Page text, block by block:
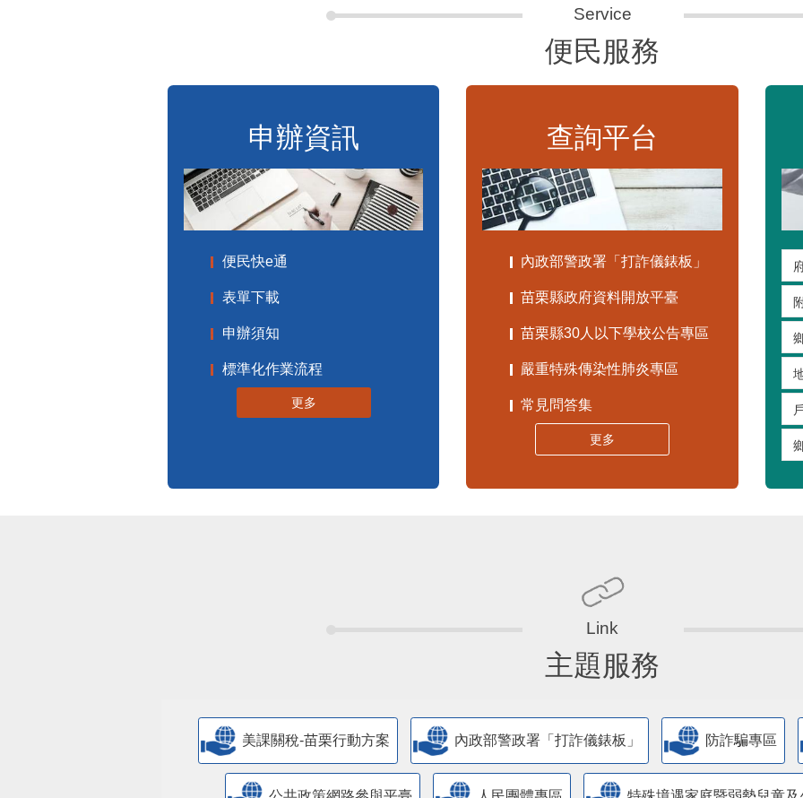
便民服務
申辦資訊
便民快e通
表單下載
申辦須知
標準化作業流程
更多
查詢平台
內政部警政署「打詐儀錶板」
苗栗縣政府資料開放平臺
苗栗縣30人以下學校公告專區
嚴重特殊傳染性肺炎專區
常見問答集
更多
主題服務
美課關稅-苗栗行動方案 內政部警政署「打詐儀錶板」 防詐騙專區